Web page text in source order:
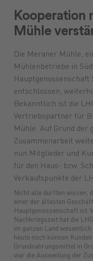
Futtermittel
Landmaschinen
GARTENmarkt
Kooperation
Mühle
Die Meraner Mühle,
Mühlenbetriebe in
Hauptgenossenschaft
entschlossen,
Bekanntlich ist die
Vertriebspartner für
Mühle. Auf Grund der
Zusammenarbeit
nun Mitglieder und
für den Haus- bzw.
Verkaufspunkte der
Nicht alle dürften wissen,
einer der ältesten
Hauptgenossenschaft ist.
Nachkriegszeit hat die
im ganzen Land
heute noch können
Grundnahrungsmittel in
war die Ausweitung der